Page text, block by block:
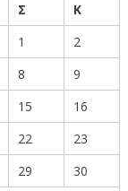
Σ
Κ
1
2
8
9
15
16
22
23
29 30